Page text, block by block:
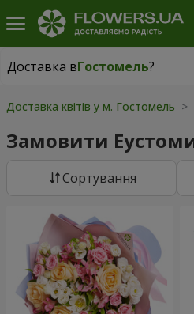
Доставка вГостомель?
Доставка вГостомель|
Доставка квітів у м. Гостомель >
Замовити
Сортування